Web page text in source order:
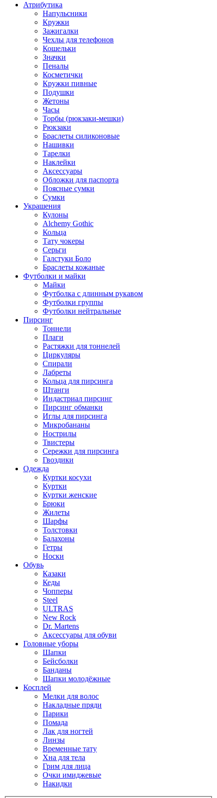
Атрибутика
Напульсники
Кружки
Зажигалки
Чехлы для телефонов
Кошельки
Значки
Пеналы
Косметички
Кружки пивные
Подушки
Жетоны
Часы
Торбы (рюкзаки-мешки)
Рюкзаки
Браслеты силиконовые
Нашивки
Тарелки
Наклейки
Аксессуары
Обложки для паспорта
Поясные сумки
Сумки
Украшения
Кулоны
Alchemy Gothic
Кольца
Тату чокеры
Серьги
Галстуки Боло
Браслеты кожаные
Футболки и майки
Майки
Футболка с длинным рукавом
Футболки группы
Футболки нейтральные
Пирсинг
Тоннели
Плаги
Растяжки для тоннелей
Циркуляры
Спирали
Лабреты
Кольца для пирсинга
Штанги
Индастриал пирсинг
Пирсинг обманки
Иглы для пирсинга
Микробананы
Нострилы
Твистеры
Сережки для пирсинга
Гвоздики
Одежда
Куртки косухи
Куртки
Куртки женские
Брюки
Жилеты
Шарфы
Толстовки
Балахоны
Гетры
Носки
Обувь
Казаки
Кеды
Чопперы
Steel
ULTRAS
New Rock
Dr. Martens
Аксессуары для обуви
Головные уборы
Шапки
Бейсболки
Банданы
Шапки молодёжные
Косплей
Мелки для волос
Накладные пряди
Парики
Помада
Лак для ногтей
Линзы
Временные тату
Хна для тела
Грим для лица
Очки имиджевые
Накидки